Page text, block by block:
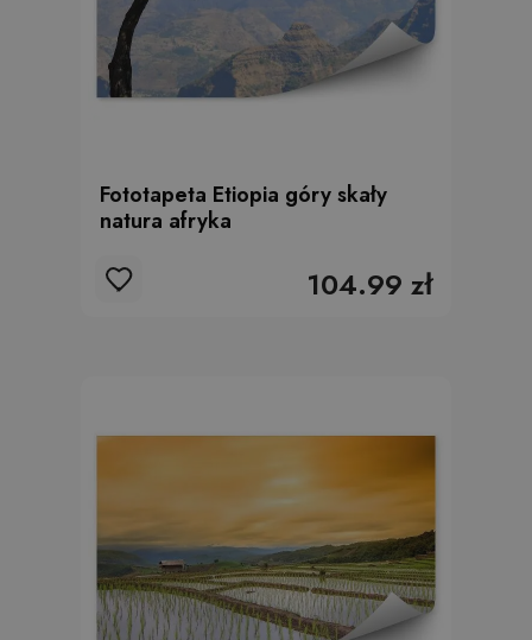
Fototapeta Etiopia góry skały
natura afryka
104.99 zł